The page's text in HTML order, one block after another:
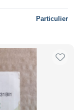
Particulier